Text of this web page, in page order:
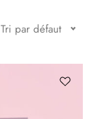
Tri par défaut